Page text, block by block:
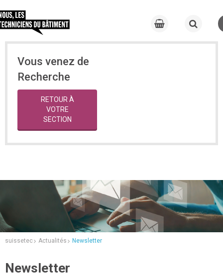
Vous venez de
Recherche
RETOUR À
VOTRE
SECTION
suissetec Actualités Newsletter
Newsletter